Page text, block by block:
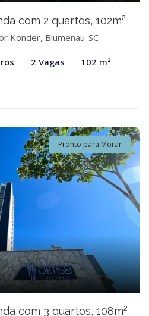
com 2 quartos, 102m²
Konder, Blumenau-SC
2 Vagas 102 m²
Pronto para Morar
com 3 quartos, 108m²